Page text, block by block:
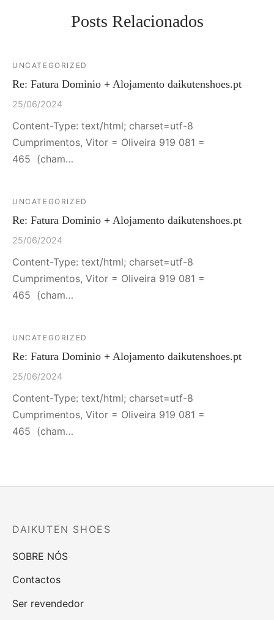
Posts Relacionados
UNCATEGORIZED
Re: Fatura Dominio + Alojamento daikutenshoes.pt
25/06/2024
Content-Type: text/html; charset=utf-8
Cumprimentos, Vitor = Oliveira 919 081 =
465 (cham…
UNCATEGORIZED
Re: Fatura Dominio + Alojamento daikutenshoes.pt
25/06/2024
Content-Type: text/html; charset=utf-8
Cumprimentos, Vitor = Oliveira 919 081 =
465 (cham…
UNCATEGORIZED
Re: Fatura Dominio + Alojamento daikutenshoes.pt
25/06/2024
Content-Type: text/html; charset=utf-8
Cumprimentos, Vitor = Oliveira 919 081 =
465 (cham…
DAIKUTEN SHOES
SOBRE NÓS
Contactos
Ser revendedor